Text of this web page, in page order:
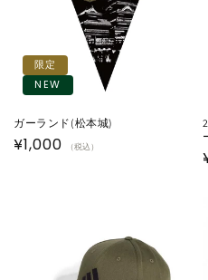
限定
NEW
ガーランド(松本城)
通
¥1,000 （税込）